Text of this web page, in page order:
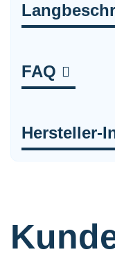
FAQ
Hersteller-